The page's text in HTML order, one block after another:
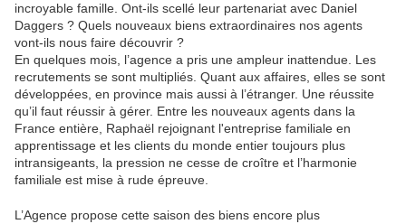
incroyable famille. Ont-ils scellé leur partenariat avec Daniel
Daggers ? Quels nouveaux biens extraordinaires nos agents
vont-ils nous faire découvrir ?
En quelques mois, l’agence a pris une ampleur inattendue. Les
recrutements se sont multipliés. Quant aux affaires, elles se sont
développées, en province mais aussi à l’étranger. Une réussite
qu’il faut réussir à gérer. Entre les nouveaux agents dans la
France entière, Raphaël rejoignant l'entreprise familiale en
apprentissage et les clients du monde entier toujours plus
intransigeants, la pression ne cesse de croître et l’harmonie
familiale est mise à rude épreuve.
L’Agence propose cette saison des biens encore plus